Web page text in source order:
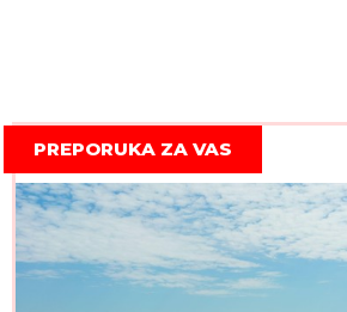
PREPORUKA ZA VAS